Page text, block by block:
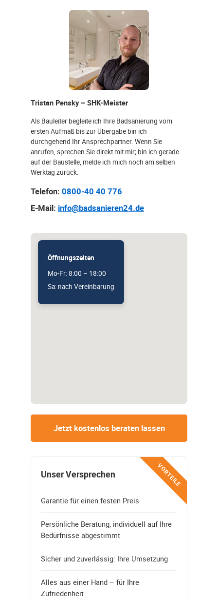
Tristan Pensky – SHK-Meister
Als Bauleiter begleite ich Ihre Badsanierung vom
ersten Aufmaß bis zur Übergabe bin ich
durchgehend Ihr Ansprechpartner. Wenn Sie
anrufen, sprechen Sie direkt mit mir; bin ich gerade
auf der Baustelle, melde ich mich noch am selben
Werktag zurück.
Telefon: 0800-40 40 776
E-Mail: info@badsanieren24.de
Öffnungszeiten
Mo-Fr: 8:00 – 18:00
Sa: nach Vereinbarung
Jetzt kostenlos beraten lassen
VORTEILE
Unser Versprechen
Garantie für einen festen Preis
Persönliche Beratung, individuell auf Ihre
Bedürfnisse abgestimmt
Sicher und zuverlässig: Ihre Umsetzung
Alles aus einer Hand – für Ihre
Zufriedenheit